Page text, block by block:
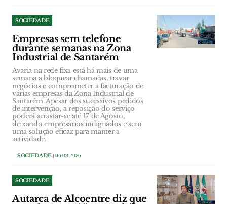
SOCIEDADE
Empresas sem telefone
durante semanas na Zona
Industrial de Santarém
Avaria na rede fixa está há mais de uma
semana a bloquear chamadas, travar
negócios e comprometer a facturação de
várias empresas da Zona Industrial de
Santarém. Apesar dos sucessivos pedidos
de intervenção, a reposição do serviço
poderá arrastar-se até 17 de Agosto,
deixando empresários indignados e sem
uma solução eficaz para manter a
actividade.
SOCIEDADE| 06-08-2026
SOCIEDADE
Autarca de Alcoentre diz que